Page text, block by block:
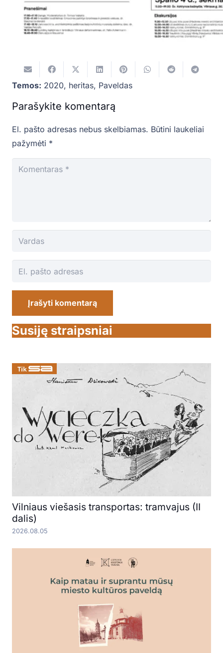
Temos: 2020, heritas, Paveldas
Parašykite komentarą
El. pašto adresas nebus skelbiamas. Būtini laukeliai
pažymėti *
Įrašyti komentarą
Susiję straipsniai
Vilniaus viešasis transportas: tramvajus (II
dalis)
2026.08.05